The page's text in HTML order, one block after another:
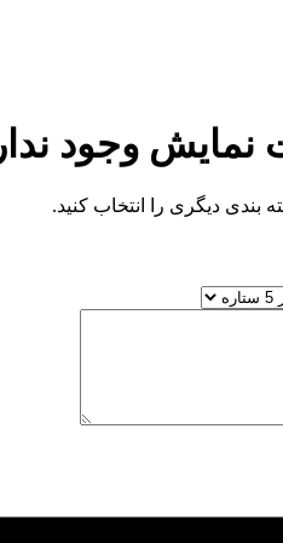
وجود
بندی دیگری را انتخاب کنید.